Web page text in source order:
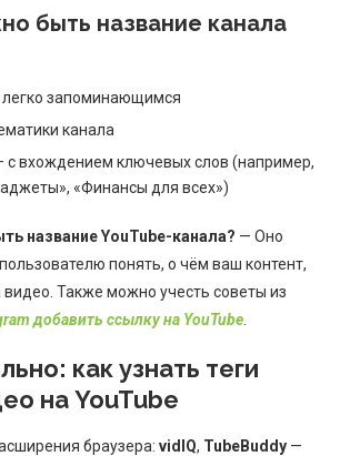
быть название канала
запоминающимся
канала
с вхождением ключевых слов (например,
«Финансы для всех»)
название YouTube-канала? — Оно
понять, о чём ваш контент,
Также можно учесть советы из
добавить ссылку на YouTube
как узнать теги
на YouTube
браузера: vidIQ, TubeBuddy —